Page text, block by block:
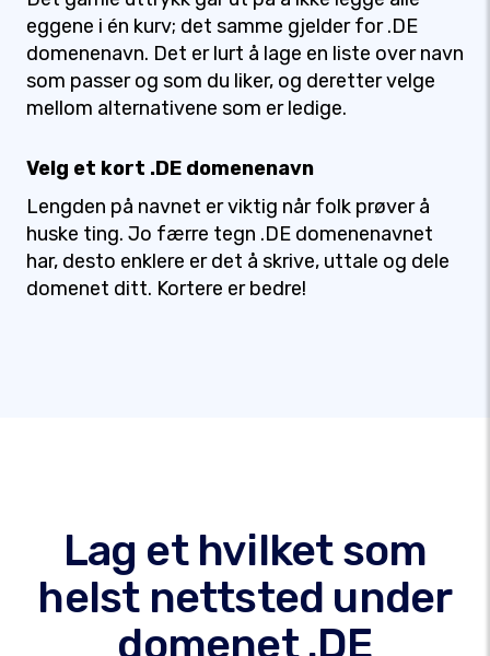
eggene i én kurv; det samme gjelder for .DE
domenenavn. Det er lurt å lage en liste over navn
som passer og som du liker, og deretter velge
mellom alternativene som er ledige.
Velg et kort .DE domenenavn
Lengden på navnet er viktig når folk prøver å
huske ting. Jo færre tegn .DE domenenavnet
har, desto enklere er det å skrive, uttale og dele
domenet ditt. Kortere er bedre!
Lag et hvilket som
helst nettsted under
domenet .DE